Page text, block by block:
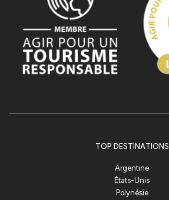
TOP DESTINATIONS
Argentine
États-Unis
Polynésie